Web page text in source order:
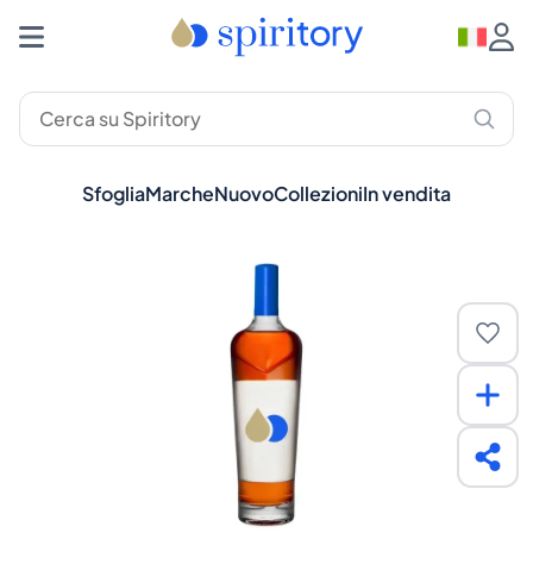
SfogliaMarcheNuovoCollezioniIn vendita